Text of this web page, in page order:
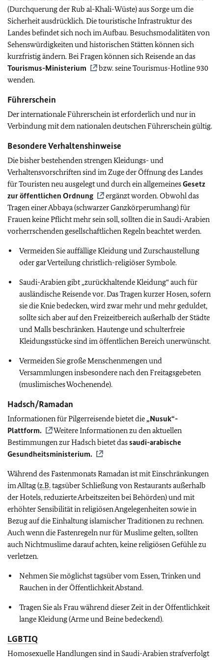
(Durchquerung der Rub al-Khali-Wüste) aus Sorge um die
Sicherheit ausdrücklich. Die touristische Infrastruktur des
Landes befindet sich noch im Aufbau. Besuchsmodalitäten von
Sehenswürdigkeiten und historischen Stätten können sich
kurzfristig ändern. Bei Fragen können sich Reisende an das
Tourismus-Ministerium
bzw. seine Tourismus-Hotline 930
wenden.
Führerschein
Der internationale Führerschein ist erforderlich und nur in
Verbindung mit dem nationalen deutschen Führerschein gültig.
Besondere Verhaltenshinweise
Die bisher bestehenden strengen Kleidungs- und
Verhaltensvorschriften sind im Zuge der Öffnung des Landes
für Touristen neu ausgelegt und durch ein allgemeinesGesetz
zur öffentlichen Ordnung
ergänzt worden. Obwohl das
Tragen einer Abbaya (schwarzer Ganzkörperumhang) für
Frauen keine Pflicht mehr sein soll, sollten die in Saudi-Arabien
vorherrschenden gesellschaftlichen Regeln beachtet werden.
Vermeiden Sie auffällige Kleidung und Zurschaustellung
oder gar Verteilung christlich-religiöser Symbole.
Saudi-Arabien gibt „zurückhaltende Kleidung“ auch für
ausländische Reisende vor. Das Tragen kurzer Hosen, sofern
sie die Knie bedecken, wird zwar mehr und mehr geduldet,
sollte sich aber auf den Freizeitbereich außerhalb der Städte
und Malls beschränken. Hautenge und schulterfreie
Kleidungsstücke sind im öffentlichen Bereich unerwünscht.
Vermeiden Sie große Menschenmengen und
Versammlungen insbesondere nach den Freitagsgebeten
(muslimisches Wochenende).
Hadsch/Ramadan
Informationen für Pilgerreisende bietet die„Nusuk“-
Plattform.
Weitere Informationen zu den aktuellen
Bestimmungen zur Hadsch bietet dassaudi-arabische
Gesundheitsministerium.
Während des Fastenmonats Ramadan ist mit Einschränkungen
im Alltag (z.B.tagsüber Schließung von Restaurants außerhalb
der Hotels, reduzierte Arbeitszeiten bei Behörden) und mit
erhöhter Sensibilität in religiösen Angelegenheiten sowie in
Bezug auf die Einhaltung islamischer Traditionen zu rechnen.
Auch wenn die Fastenregeln nur für Muslime gelten, sollten
auch Nichtmuslime darauf achten, keine religiösen Gefühle zu
verletzen.
Nehmen Sie möglichst tagsüber vom Essen, Trinken und
Rauchen in der Öffentlichkeit Abstand.
Tragen Sie als Frau während dieser Zeit in der Öffentlichkeit
lange Kleidung (Arme und Beine bedeckend).
LGBTIQ
Homosexuelle Handlungen sind in Saudi-Arabien strafverfolgt